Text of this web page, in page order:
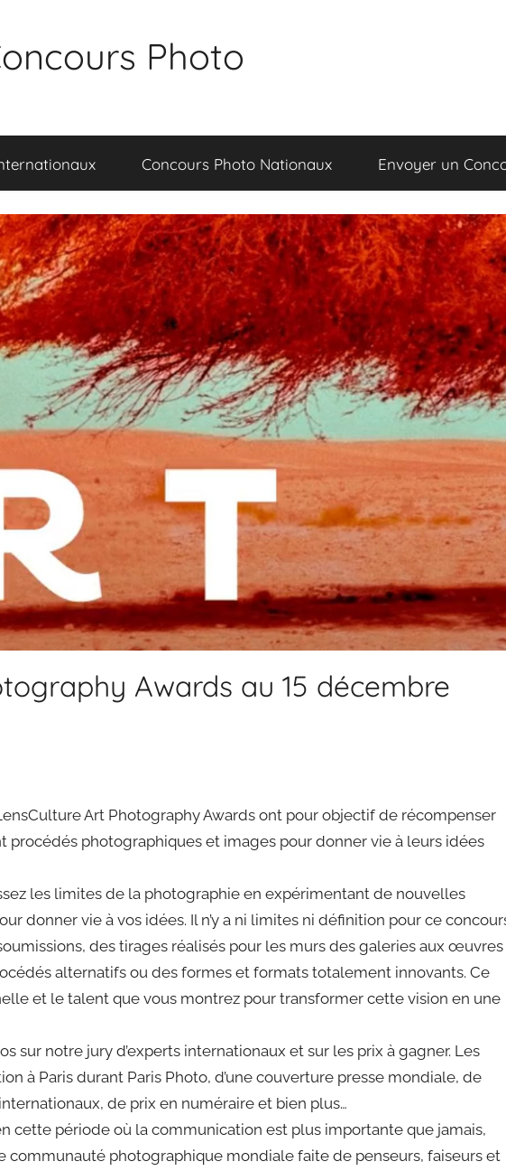
Photo
Concours Photo Nationaux Envoyer un
Awards au 15 décembre
Art Photography Awards ont pour objectif de récompenser
procédés photographiques et images pour donner vie à leurs idées
les limites de la photographie en expérimentant de nouvelles
donner vie à vos idées. Il n’y a ni limites ni définition pour ce
des tirages réalisés pour les murs des galeries aux œuvres
alternatifs ou des formes et formats totalement innovants. Ce
et le talent que vous montrez pour transformer cette vision en une
sur notre jury d’experts internationaux et sur les prix à gagner. Les
à Paris durant Paris Photo, d’une couverture presse mondiale, de
de prix en numéraire et bien plus…
cette période où la communication est plus importante que jamais,
communauté photographique mondiale faite de penseurs, faiseurs et